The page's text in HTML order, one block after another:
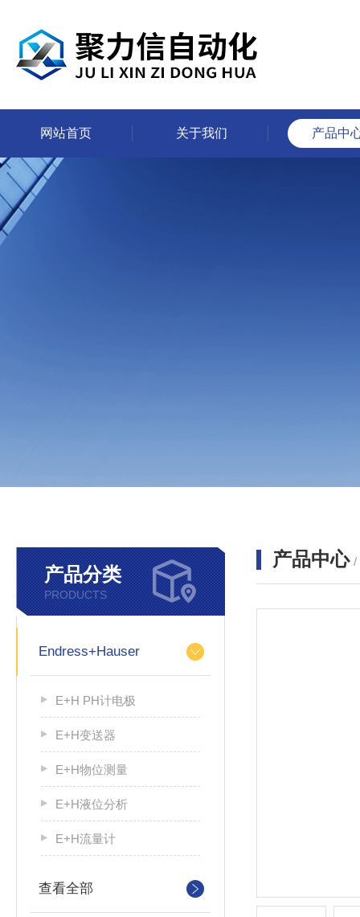
网站首页 关于我们 产品中
产品分类
PRODUCTS
Endress+Hauser
E+H PH计电极
E+H变送器
E+H物位测量
E+H液位分析
E+H流量计
查看全部
产品中心 /